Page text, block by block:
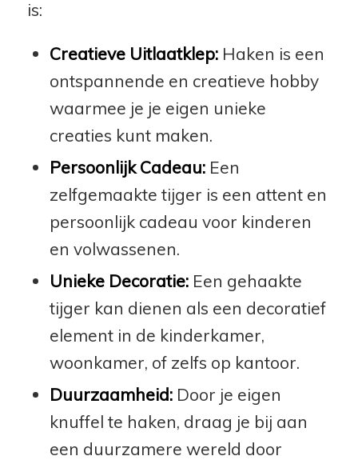
is:
Creatieve Uitlaatklep:Haken is een
ontspannende en creatieve hobby
waarmee je je eigen unieke
creaties kunt maken.
Persoonlijk Cadeau:Een
zelfgemaakte tijger is een attent en
persoonlijk cadeau voor kinderen
en volwassenen.
Unieke Decoratie:Een gehaakte
tijger kan dienen als een decoratief
element in de kinderkamer,
woonkamer, of zelfs op kantoor.
Duurzaamheid:Door je eigen
knuffel te haken, draag je bij aan
een duurzamere wereld door